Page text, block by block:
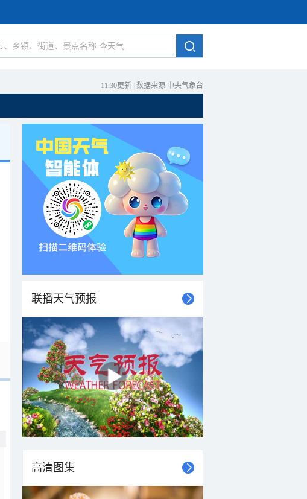
11:30更新 数据来源 中央气象台
20时 21时 22时 23时 00时 01时
联播天气预报
高清图集